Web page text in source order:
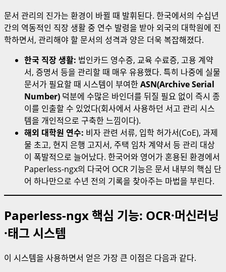
문서 관리의 진가는 환경이 바뀔 때 발휘된다. 한국에서의 수십년
간의 역동적인 직장 생활 중 연수 발령을 받아 외국의 대학원에 진
학하면서, 관리해야 할 문서의 성격과 양은 더욱 복잡해졌다.
한국 직장 생활: 법인카드 영수증, 교육 수료증, 고용 계약
서, 증명서 등을 관리할 때 매우 유용했다. 특히 나중에 실물
문서가 필요할 때 시스템이 부여한ASN(Archive Serial
Number) 덕분에 수많은 바인더를 뒤질 필요 없이 즉시 종
이를 인출할 수 있었다(회사에서 사용하던 서고 관리 시스
템을 개인적으로 구축한 느낌이다).
해외 대학원 연수: 비자 관련 서류, 입학 허가서(CoE), 과제
물 초고, 현지 은행 고지서, 주택 임차 계약서 등 관리 대상
이 폭발적으로 늘어났다. 한국어와 영어가 혼용된 환경에서
Paperless-ngx의 다국어 OCR 기능은 문서 내부의 핵심 단
어 하나만으로 수년 전의 기록을 찾아주는 마법을 부린다.
Paperless-ngx 핵심 기능: OCR·머신러닝
·태그 시스템
이 시스템을 사용하면서 얻은 가장 큰 이점은 다음과 같다.